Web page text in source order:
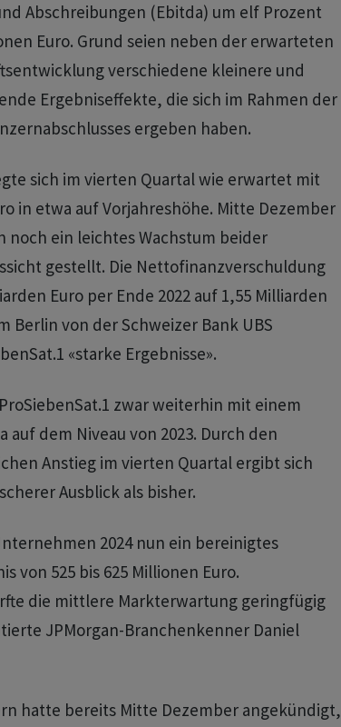
Abschreibungen (Ebitda) um elf Prozent
Euro. Grund seien neben der erwarteten
verschiedene kleinere und
Ergebniseffekte, die sich im Rahmen der
ergeben haben.
sich im vierten Quartal wie erwartet mit
in etwa auf Vorjahreshöhe. Mitte Dezember
noch ein leichtes Wachstum beider
gestellt. Die Nettofinanzverschuldung
Euro per Ende 2022 auf 1,55 Milliarden
Berlin von der Schweizer Bank UBS
«starke Ergebnisse».
zwar weiterhin mit einem
auf dem Niveau von 2023. Durch den
Anstieg im vierten Quartal ergibt sich
Ausblick als bisher.
2024 nun ein bereinigtes
von 525 bis 625 Millionen Euro.
die mittlere Markterwartung geringfügig
JPMorgan-Branchenkenner Daniel
hatte bereits Mitte Dezember angekündigt,